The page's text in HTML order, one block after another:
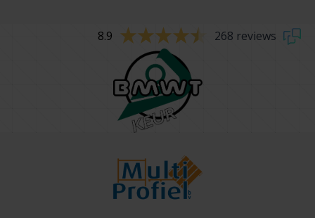
8.9 268 reviews